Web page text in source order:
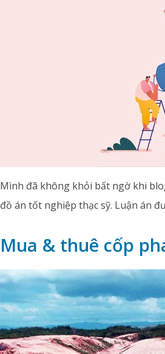
Mình đã không khỏi bất ngờ khi
đồ án tốt nghiệp thạc sỹ. Luận án
Mua & thuê cốp